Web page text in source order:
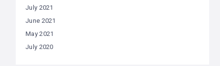
July 2021
June 2021
May 2021
July 2020